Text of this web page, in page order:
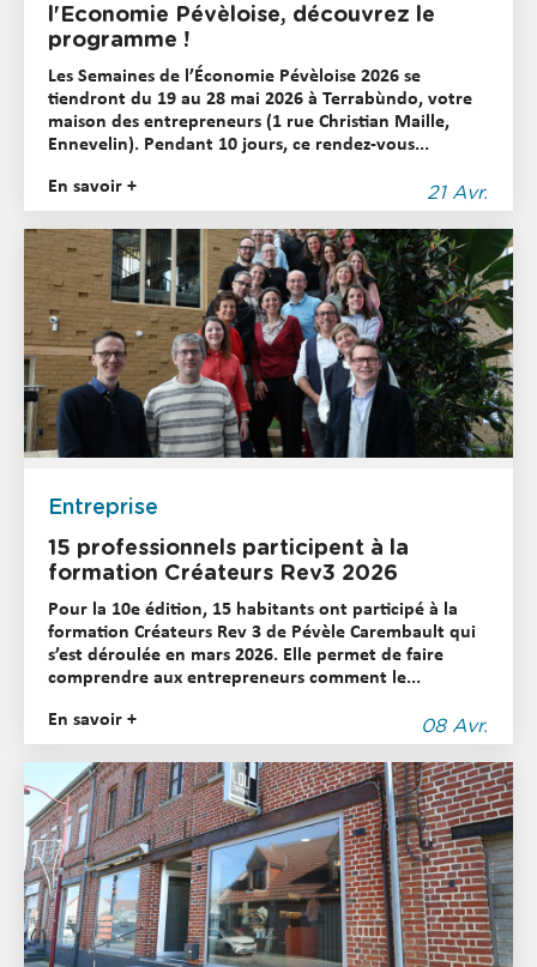
l'Economie Pévèloise, découvrez le
programme !
Les Semaines de l’Économie Pévèloise 2026 se
tiendront du 19 au 28 mai 2026 à Terrabùndo, votre
maison des entrepreneurs (1 rue Christian Maille,
Ennevelin). Pendant 10 jours, ce rendez-vous...
En savoir + 21 Avr.
Entreprise
15 professionnels participent à la
formation Créateurs Rev3 2026
Pour la 10e édition, 15 habitants ont participé à la
formation Créateurs Rev 3 de Pévèle Carembault qui
s’est déroulée en mars 2026. Elle permet de faire
comprendre aux entrepreneurs comment le...
En savoir + 08 Avr.